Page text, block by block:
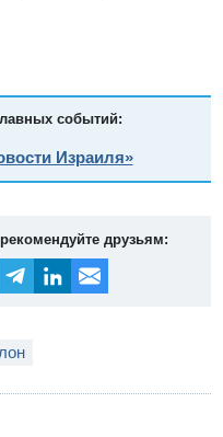
событий:
Израиля»
друзьям: